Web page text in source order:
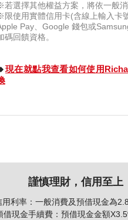
若選擇其他權益方案，將依一般
限使用實體信用卡(含線上輸入卡
Pay、Google 錢包或
碼回饋資格。
現在就點我查看如何使用
謹慎理財，信用至上
用利率：一般消費及預借現金為
借現金手續費：預借現金金額